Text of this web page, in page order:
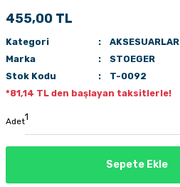
MANDALI
455,00 TL
Kategori
AKSESUARLAR
Marka
STOEGER
Stok Kodu
T-0092
*81,14 TL den başlayan taksitlerle!
Adet
Sepete Ekle